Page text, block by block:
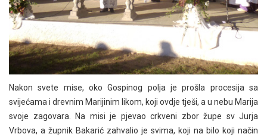
Nakon svete mise, oko Gospinog polja je prošla procesija sa
svijećama i drevnim Marijinim likom, koji ovdje tješi, a u nebu Marija
svoje zagovara. Na misi je pjevao crkveni zbor župe sv Jurja
Vrbova, a župnik Bakarić zahvalio je svima, koji na bilo koji način